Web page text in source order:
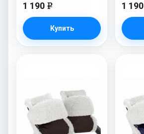
1 190 e
Купить
1 190